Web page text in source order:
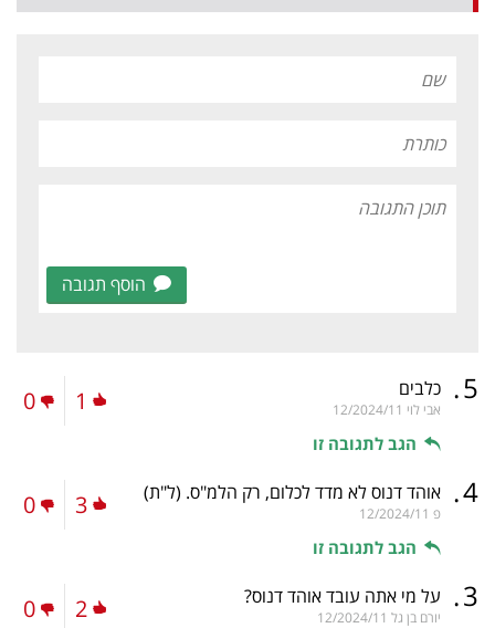
הוסף תגובה
5
. כלבים
אבי לוי 12/2024/11
הגב לתגובה זו
1
0
4
. אוהד דנוס לא מדד לכלום, רק הלמ"ס. (ל"ת)
פ 12/2024/11
הגב לתגובה זו
3
0
3
. על מי אתה עובד אוהד דנוס?
יורם בן גל 12/2024/11
2
0